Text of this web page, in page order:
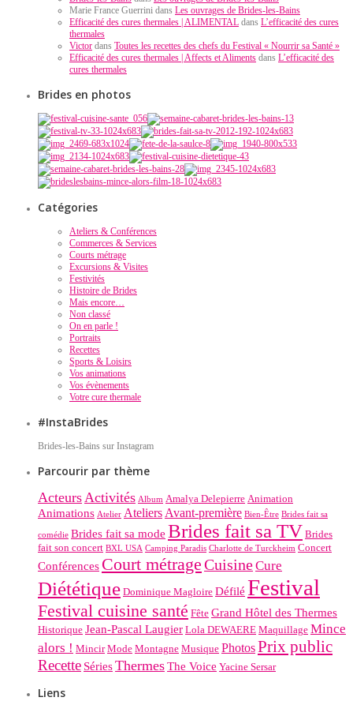
Marie France Guerrini dans Les ouvrages de Brides-les-Bains
Efficacité des cures thermales | ALIMENTAL dans L’efficacité des cures
thermales
Victor dans Toutes les recettes des chefs du Festival « Nourrir sa Santé »
Efficacité des cures thermales | Affects et Aliments dans L’efficacité des
cures thermales
Brides en photos
Catégories
Ateliers & Conférences
Commerces & Services
Courts métrage
Excursions & Visites
Festivités
Histoire de Brides
Mais encore…
Non classé
On en parle !
Portraits
Recettes
Sports & Loisirs
Vos animations
Vos évènements
Votre cure thermale
#InstaBrides
Brides-les-Bains sur Instagram
Parcourir par thème
Acteurs Activités Album Amalya Delepierre Animation
Animations Atelier Ateliers Avant-première Bien-Être Brides fait sa
comédie Brides fait sa mode Brides fait sa TV Brides
fait son concert BXL USA Camping Paradis Charlotte de Turckheim Concert
Conférences Court métrageCuisineCure
Diététique Dominique Magloire Défilé Festival
Festival cuisine santé Fête Grand Hôtel des Thermes
Historique Jean-Pascal Laugier Lola DEWAERE Maquillage Mince
alors ! Mincir Mode Montagne Musique PhotosPrix public
Recette SériesThermesThe Voice Yacine Sersar
Liens